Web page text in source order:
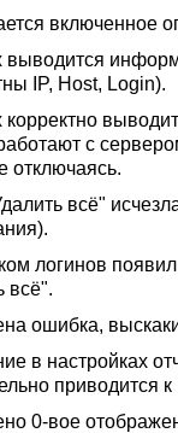
включенное
выводится
IP, Host, Login).
корректно
с
отключаясь.
всё"
логинов
всё".
ошибка,
в настройках
приводится
0-вое